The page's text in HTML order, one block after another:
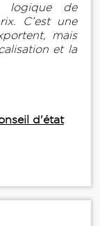
logique de
C’est une
mais
et la
d'état